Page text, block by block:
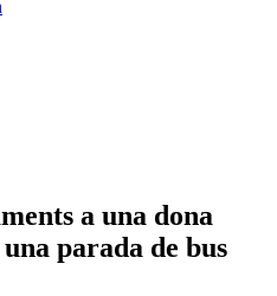
a una dona
parada de bus